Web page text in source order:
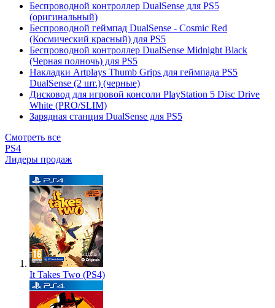
Беспроводной контроллер DualSense для PS5
(оригинальный)
Беспроводной геймпад DualSense - Cosmic Red
(Космический красный) для PS5
Беспроводной контроллер DualSense Midnight Black
(Черная полночь) для PS5
Накладки Artplays Thumb Grips для геймпада PS5
DualSense (2 шт.) (черные)
Дисковод для игровой консоли PlayStation 5 Disc Drive
White (PRO/SLIM)
Зарядная станция DualSense для PS5
Смотреть все
PS4
Лидеры продаж
It Takes Two (PS4)